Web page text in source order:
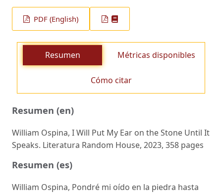
PDF (English)
Resumen Métricas disponibles
Cómo citar
Resumen (en)
William Ospina, I Will Put My Ear on the Stone Until It
Speaks. Literatura Random House, 2023, 358 pages
Resumen (es)
William Ospina, Pondré mi oído en la piedra hasta